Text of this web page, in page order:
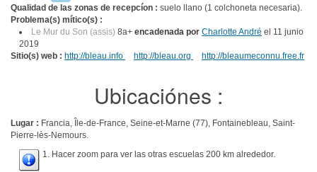
Qualidad de las zonas de recepcíon : suelo llano (1 colchoneta necesaria).
Problema(s) mítico(s) :
Le Mur du Son (assis) 8a+ encadenada por Charlotte André el 11 junio
2019
Sitio(s) web : http://bleau.info http://bleau.org http://bleaumeconnu.free.fr
Ubicaciónes :
Lugar : Francia, Île-de-France, Seine-et-Marne (77), Fontainebleau, Saint-
Pierre-lès-Nemours.
1. Hacer zoom para ver las otras escuelas 200 km alrededor.